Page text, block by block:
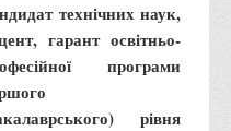
технічних наук,
гарант освітньо-
програми
рівня